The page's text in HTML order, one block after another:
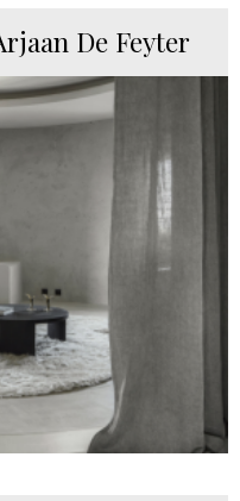
De Feyter